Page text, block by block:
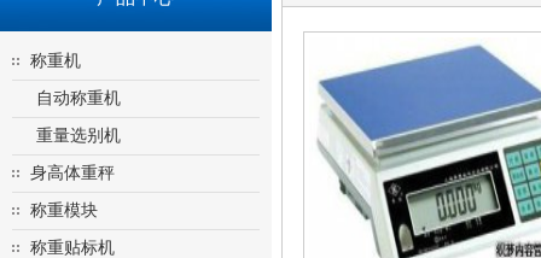
称重机
自动称重机
重量选别机
身高体重秤
称重模块
称重贴标机